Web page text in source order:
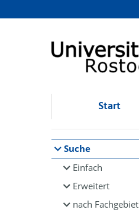
Browsen
direkt zum Inhalt
Start
Suche
Einfach
Erweitert
nach Fachgebiet